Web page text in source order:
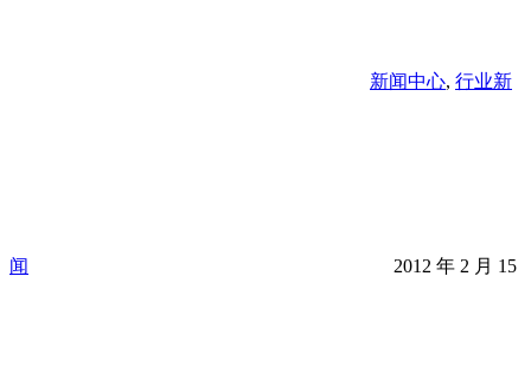
新闻中心, 行业新
闻 2012 年 2 月 15